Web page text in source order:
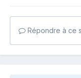
Répondre à ce